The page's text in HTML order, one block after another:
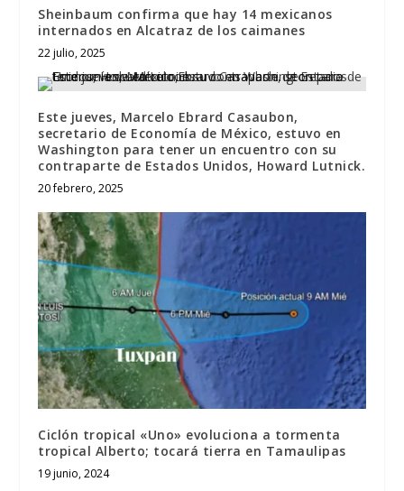
Sheinbaum confirma que hay 14 mexicanos
internados en Alcatraz de los caimanes
22 julio, 2025
Este jueves, Marcelo Ebrard Casaubon,
secretario de Economía de México, estuvo en
Washington para tener un encuentro con su
contraparte de Estados Unidos, Howard Lutnick.
20 febrero, 2025
Ciclón tropical «Uno» evoluciona a tormenta
tropical Alberto; tocará tierra en Tamaulipas
19 junio, 2024